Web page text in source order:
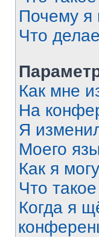
Почему я
Что
Как мне
На
Я
Моего
Как я
Что
Когда я